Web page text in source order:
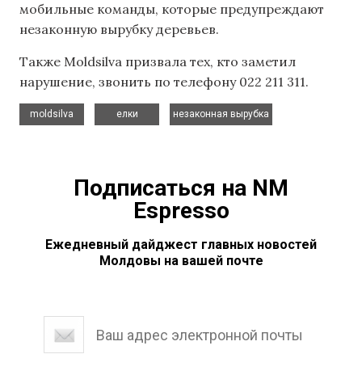
мобильные команды, которые предупреждают
незаконную вырубку деревьев.
Также Moldsilva призвала тех, кто заметил
нарушение, звонить по телефону 022 211 311.
moldsilva
елки
незаконная вырубка
Подписаться на NM
Espresso
Ежедневный дайджест главных новостей
Молдовы на вашей почте